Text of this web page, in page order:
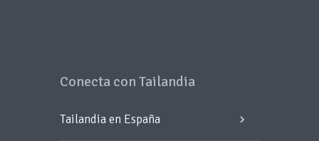
Conecta con Tailandia
Tailandia en España